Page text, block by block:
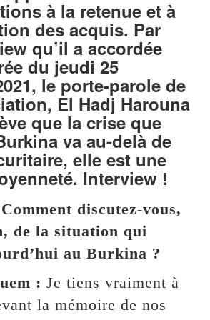
à la retenue et à
des acquis. Par
qu’il a accordée
du jeudi 25
le porte-parole de
El Hadj Harouna
que la crise que
va au-delà de
elle est une
Interview !
discutez-vous,
de la situation qui
au Burkina ?
: Je tiens vraiment à
la mémoire de nos